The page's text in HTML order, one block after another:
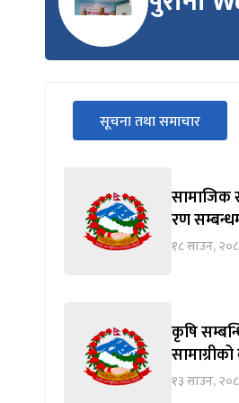
सीधा
पहिलो
जानुहोस्
सूचना तथा समाचार
(सक्रिय ट्याब)
सामाजिक
रण
१८ साउन,
कृषि
१३ साउन,